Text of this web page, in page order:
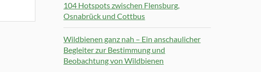
104 Hotspots zwischen Flensburg,
Osnabrück und Cottbus
Wildbienen ganz nah – Ein anschaulicher
Begleiter zur Bestimmung und
Beobachtung von Wildbienen